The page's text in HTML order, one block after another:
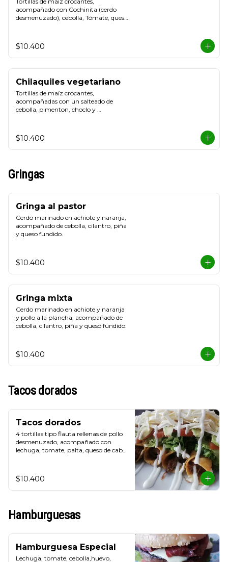
acompañado con Cochinita (cerdo
desmenuzado), cebolla, Tómate, queso
$10.400
Chilaquiles vegetariano
Tortillas de maíz crocantes,
acompañadas con un salteado de
cebolla, pimenton, choclo y
$10.400
Gringas
Gringa al pastor
Cerdo marinado en achiote y naranja,
acompañado de cebolla, cilantro, piña
y queso fundido.
$10.400
Gringa mixta
Cerdo marinado en achiote y naranja
y pollo a la plancha, acompañado de
cebolla, cilantro, piña y queso fundido.
$10.400
Tacos dorados
Tacos dorados
4 tortillas tipo flauta rellenas de pollo
desmenuzado, acompañado con
lechuga, tomate, palta, queso de cabra
$10.400
Hamburguesas
Hamburguesa Especial
Lechuga, tomate, cebolla,huevo,